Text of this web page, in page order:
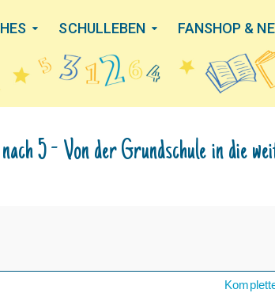
SCHULLEBEN FANSHOP &
5 - Von der Grundschule in die